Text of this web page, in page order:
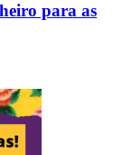
para as